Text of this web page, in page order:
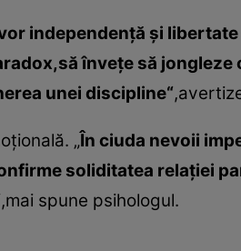
independenţă şi
înveţe să jongleze
unei discipline“
„În ciuda nevoii
soliditatea relaţiei
,mai spune psihologul.